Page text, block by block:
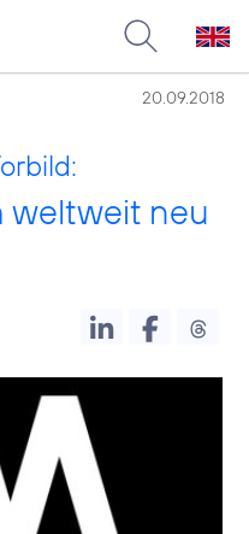
20.09.2018
weltweit neu